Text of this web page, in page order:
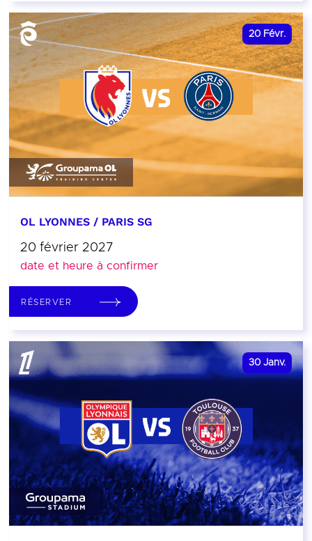
20 Févr.
OL LYONNES / PARIS SG
20 février 2027
date et heure à confirmer
RÉSERVER
30 Janv.